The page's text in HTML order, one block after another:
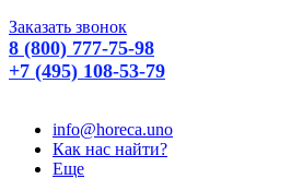
Заказать звонок
8 (800) 777-75-98
+7 (495) 108-53-79
info@horeca.uno
Как нас найти?
Еще